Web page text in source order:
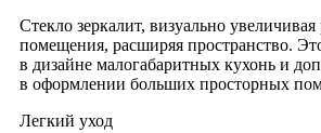
Стекло зеркалит, визуально
помещения, расширяя пространство.
в дизайне малогабаритных кухонь и
в оформлении больших просторных
Легкий уход